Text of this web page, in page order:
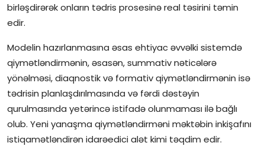
birləşdirərək onların tədris prosesinə real təsirini təmin
edir.
Modelin hazırlanmasına əsas ehtiyac əvvəlki sistemdə
qiymətləndirmənin, əsasən, summativ nəticələrə
yönəlməsi, diaqnostik və formativ qiymətləndirmənin isə
tədrisin planlaşdırılmasında və fərdi dəstəyin
qurulmasında yetərincə istifadə olunmaması ilə bağlı
olub. Yeni yanaşma qiymətləndirməni məktəbin inkişafını
istiqamətləndirən idarəedici alət kimi təqdim edir.